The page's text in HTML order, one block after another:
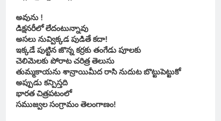
అవును !
డిక్షనరీలో లేదంటున్నావు
అసలు నువ్విక్కడ పుడితే కదా!
ఇక్కడే పుట్టిన జొన్న కర్రకు తంగేడు పూలకు
చెలిమెలకు పోరాట చరిత్ర తెలుసు
తుమ్మకాయను శాన్రాయిమీద రాసి నుదుట బొట్టుపెట్టుకో
అప్పుడు కన్పిస్తది
భారత చిత్రపటంలో
సముజ్వల సంగ్రామం తెలంగాణం!